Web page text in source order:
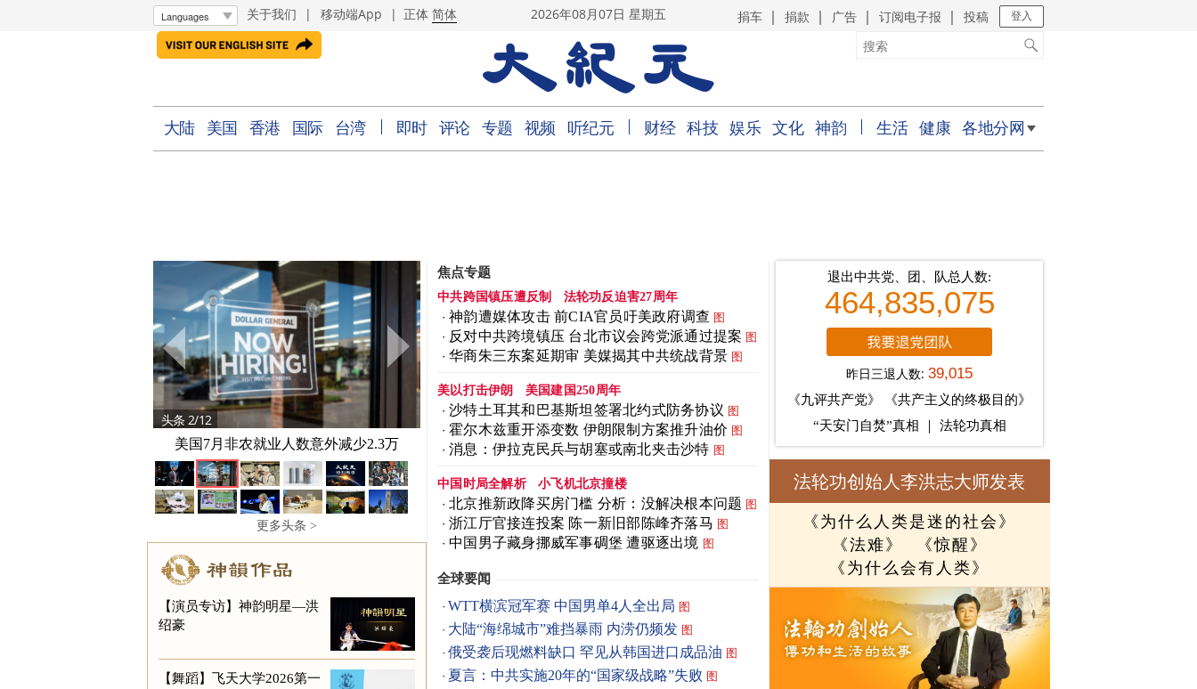
关于我们 | 移动端App | 正体 简体 2026年08月07日 星期五 捐车 捐款 广告 订阅电子报 投稿 登入
大陆 美国 香港 国际 台湾 即时 评论 专题 视频 听纪元 财经 科技 娱乐 文化 神韵 生活 健康 各地分网
头条 2/12
美国7月非农就业人数意外减少2.3万
头条 3/12
美军“口袋披萨”放3年还能吃 保鲜技术曝光
更多头条 >
【演员专访】神韵明星—洪
绍豪
【舞蹈】飞天大学2026第一
焦点专题
中共跨国镇压遭反制 法轮功反迫害27周年
神韵遭媒体攻击 前CIA官员吁美政府调查 图
反对中共跨境镇压 台北市议会跨党派通过提案 图
华商朱三东案延期审 美媒揭其中共统战背景 图
美以打击伊朗 美国建国250周年
沙特土耳其和巴基斯坦签署北约式防务协议 图
霍尔木兹重开添变数 伊朗限制方案推升油价 图
消息：伊拉克民兵与胡塞或南北夹击沙特 图
中国时局全解析 小飞机北京撞楼
北京推新政降买房门槛 分析：没解决根本问题 图
浙江厅官接连投案 陈一新旧部陈峰齐落马 图
中国男子藏身挪威军事碉堡 遭驱逐出境 图
全球要闻
WTT横滨冠军赛 中国男单4人全出局 图
大陆“海绵城市”难挡暴雨 内涝仍频发 图
俄受袭后现燃料缺口 罕见从韩国进口成品油 图
夏言：中共实施20年的“国家级战略”失败 图
退出中共党、团、队总人数:
464,835,075
昨日三退人数:39,015
《九评共产党》
《共产主义的终极目的》
“天安门自焚”真相
法轮功真相
法轮功创始人李洪志大师发表
《为什么人类是迷的社会》
《法难》
《惊醒》
《为什么会有人类》